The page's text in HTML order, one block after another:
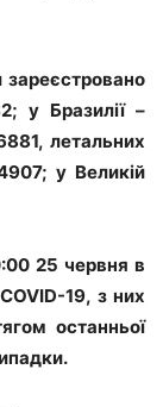
зареєстровано
у Бразилії –
летальних
у Великій
25 червня в
19, з них
останньої